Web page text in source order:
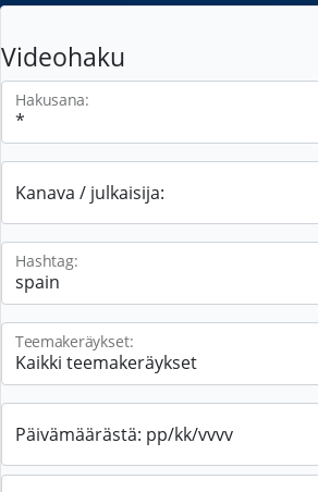
Videohaku
Hakusana:
Kanava / julkaisija:
Hashtag:
Teemakeräykset:
Päivämäärästä: pp/kk/vvvv